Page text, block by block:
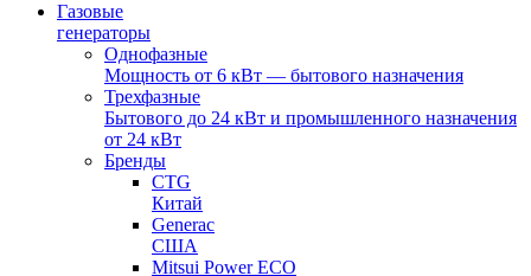
Газовые
генераторы
Однофазные
Мощность от 6 кВт — бытового назначения
Трехфазные
Бытового до 24 кВт и промышленного назначения
от 24 кВт
Бренды
CTG
Китай
Generac
США
Mitsui Power ECO